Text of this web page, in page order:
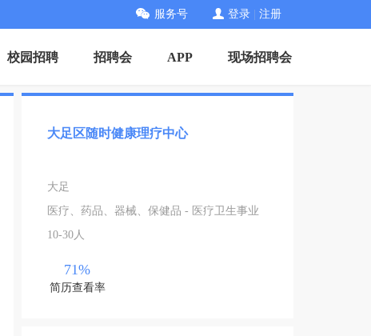
服务号 登录 注册
校园招聘 招聘会 APP 现场招聘会
大足区随时健康理疗中心
大足
医疗、药品、器械、保健品 - 医疗卫生事业
10-30人
71%
简历查看率